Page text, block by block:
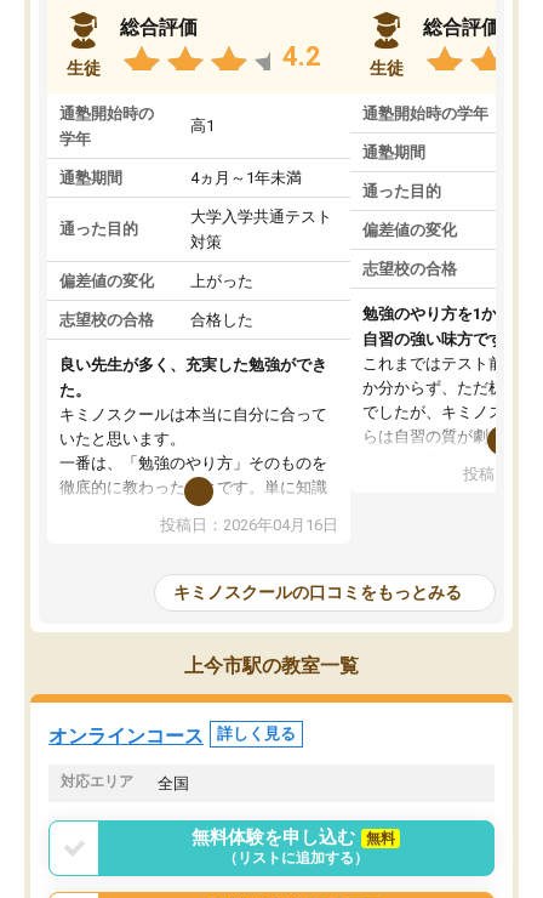
生徒
総合評価
4.2
通塾開始時の
学年
高1
通塾期間 4ヵ月～1年未満
通った目的
大学入学共通テスト
対策
偏差値の変化 上がった
志望校の合格 合格した
良い先生が多く、充実した勉強ができ
た。
キミノスクールは本当に自分に合って
いたと思います。
一番は、「勉強のやり方」そのものを
徹底的に教わったことです。単に知識
を詰め込むのではなく、自学自習の習
慣が身につくよう並走してくれるの
はなくなりました。
講師の方との距離も近く、親身なコー
チングのおかげで、停滞期もモチベー
ションを維持できました。「やらされ
る勉強」から「目標のための勉強」へ
意識が変わったことが、目標校への合
投稿日：2026年04月16日
生徒
総合評価
通塾開始時の学年
通塾期間
通った目的
偏差値の変化
志望校の合格
勉強のやり方を1から教
自習の強い味方です。
これまではテスト前に何
か分からず、ただ机に座
でしたが、キミノスクー
らは自習の質が劇的に変
を明確にしてくれるの
の仕方をコーチングして
ルなので、家での学習習
身につきました。結果と
た。自分から学ぶ姿勢を
投稿日：
キミノスクールの口コミをもっとみる
上今市駅の教室一覧
オンラインコース 詳しく見る
対応エリア 全国
無料体験を申し込む
無料
（リストに追加する）